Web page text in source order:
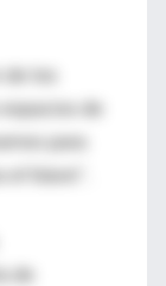
de
de